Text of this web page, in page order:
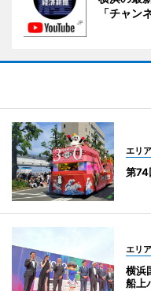
「チャン
エリ
第
エリ
横浜
船上